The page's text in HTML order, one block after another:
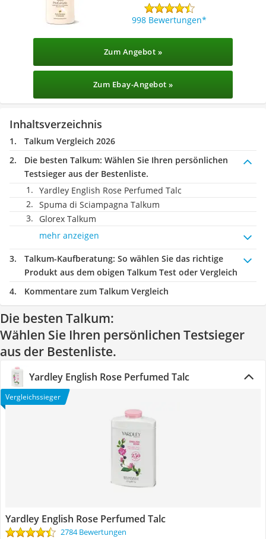
998 Bewertungen
Zum Angebot »
Zum Ebay-Angebot »
Inhaltsverzeichnis
Talkum Vergleich 2026
Die besten Talkum: Wählen Sie Ihren persönlichen
Testsieger aus der Bestenliste.
Yardley English Rose Perfumed Talc
Spuma di Sciampagna Talkum
Glorex Talkum
mehr anzeigen
Talkum-Kaufberatung: So wählen Sie das richtige
Produkt aus dem obigen Talkum Test oder Vergleich
Kommentare zum Talkum Vergleich
Die besten Talkum:
Wählen Sie Ihren persönlichen Testsieger
aus der Bestenliste.
Yardley English Rose Perfumed Talc
Vergleichssieger
Yardley English Rose Perfumed Talc
2784 Bewertungen